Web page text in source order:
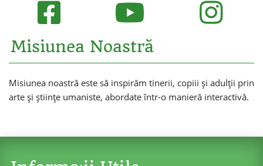
Misiunea Noastră
Misiunea noastră este să inspirăm tinerii, copiii și adulții prin
arte și științe umaniste, abordate într-o manieră interactivă.